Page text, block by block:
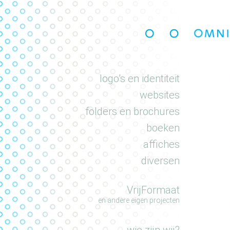
portfolio
logo’s en identiteit
websites
folders en brochures
boeken
affiches
diversen
VrijFormaat